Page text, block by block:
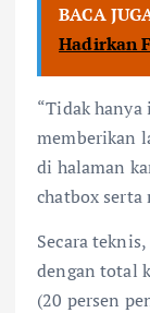
BACA
Hadirkan
“Tidak
memberikan
di halaman
chatbox serta
Secara
dengan total
(20 persen